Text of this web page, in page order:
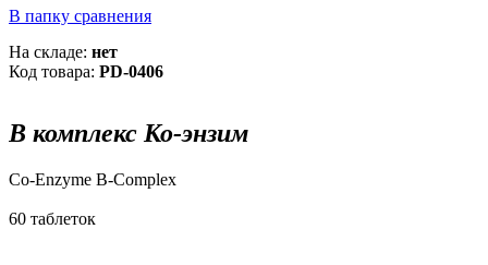
В папку сравнения
На складе: нет
Код товара: PD-0406
В комплекс Ко-энзим
Co-Enzyme B-Complex
60 таблеток